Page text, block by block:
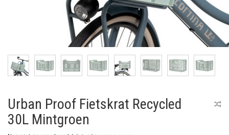
Urban Proof Fietskrat Recycled
30L Mintgroen